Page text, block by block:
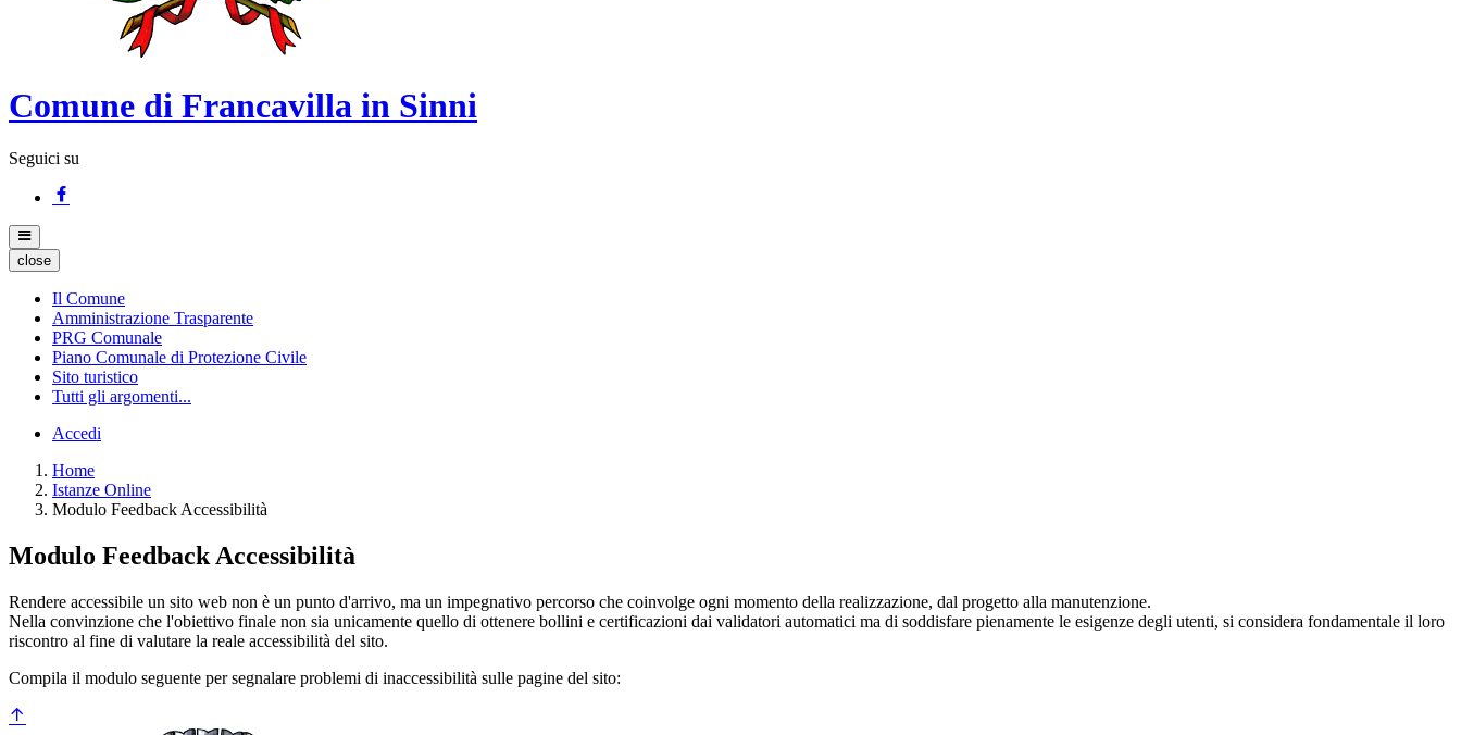
Comune di Francavilla in Sinni
Seguici su
close
Il Comune
Amministrazione Trasparente
PRG Comunale
Piano Comunale di Protezione Civile
Sito turistico
Tutti gli argomenti...
Accedi
Home
Istanze Online
Modulo Feedback Accessibilità
Modulo Feedback Accessibilità
Rendere accessibile un sito web non è un punto d'arrivo, ma un impegnativo percorso che coinvolge ogni momento della realizzazione, dal progetto alla manutenzione.
Nella convinzione che l'obiettivo finale non sia unicamente quello di ottenere bollini e certificazioni dai validatori automatici ma di soddisfare pienamente le esigenze degli utenti, si considera fondamentale il loro
riscontro al fine di valutare la reale accessibilità del sito.
Compila il modulo seguente per segnalare problemi di inaccessibilità sulle pagine del sito: